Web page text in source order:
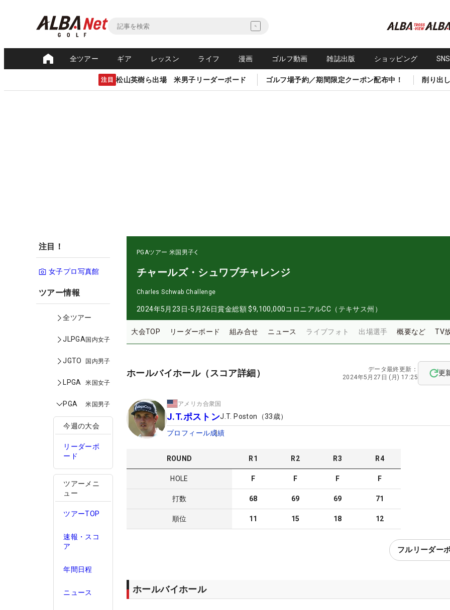
全ツアー ギア レッスン ライフ 漫画 ゴルフ動画 雑誌出版 ショッピング
注目 松山英樹ら出場 米男子リーダーボード ゴルフ場予約／期間限定クーポン配布中！ 削り出
注目！
女子プロ写真館
ツアー情報
全ツアー
JLPGA国内女子
JGTO 国内男子
LPGA 米国女子
PGA 米国男子
今週の大会
リーダーボ
ード
ツアーメニ
ュー
ツアーTOP
速報・スコ
ア
年間日程
ニュース
PGAツアー 米国男子
チャールズ・シュワブチャレンジ
Charles Schwab Challenge
2024年5月23日-5月26日賞金総額 $9,100,000コロニアルCC（テキサス州）
大会TOP リーダーボード 組み合せ ニュース ライブフォト 出場選手 概要など TV
ホールバイホール（スコア詳細）
データ最終更新：
2024年5月27日 (月) 17:25
更
アメリカ合衆国
J.T.ポストンJ.T. Poston （33歳）
プロフィール成績
ROUND R1 R2 R3 R4
HOLE F F F F
打数 68 69 69 71
順位 11 15 18 12
フルリーダー
ホールバイホール